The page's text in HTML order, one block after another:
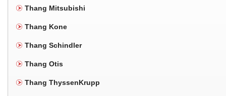
Thang Mitsubishi
Thang Kone
Thang Schindler
Thang Otis
Thang ThyssenKrupp